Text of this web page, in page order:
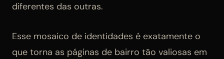
diferentes das outras.
Esse mosaico de identidades é exatamente o
que torna as páginas de bairro tão valiosas em